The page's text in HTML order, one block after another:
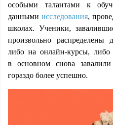
особыми талантами к
данными исследования,
школах. Ученики,
произвольно распределены
либо на онлайн-курсы,
в основном снова
гораздо более успешно.